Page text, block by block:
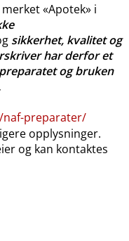
«Apotek» i
sikkerhet, kvalitet og
har derfor et
og bruken
​naf-preparater​/​
opplysninger.
og kan kontaktes